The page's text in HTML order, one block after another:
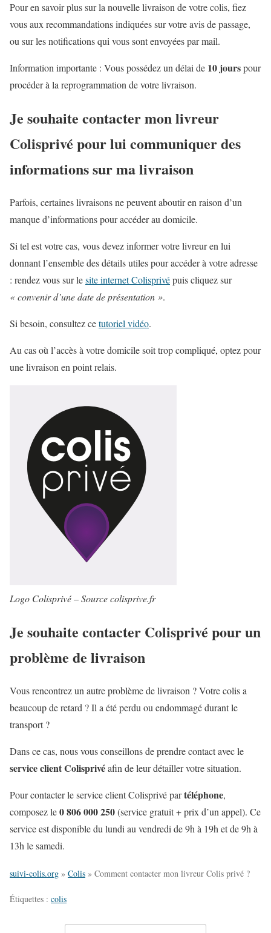
Pour en savoir plus sur la nouvelle livraison de votre colis, fiez
vous aux recommandations indiquées sur votre avis de passage,
ou sur les notifications qui vous sont envoyées par mail.
Information importante : Vous possédez un délai de 10 jourspour
procéder à la reprogrammation de votre livraison.
Je souhaite contacter mon livreur
Colisprivé pour lui communiquer des
informations sur ma livraison
Parfois, certaines livraisons ne peuvent aboutir en raison d’un
manque d’informations pour accéder au domicile.
Si tel est votre cas, vous devez informer votre livreur en lui
donnant l’ensemble des détails utiles pour accéder à votre adresse
: rendez vous sur lesite internet Colisprivépuis cliquez sur
« convenir d’une date de présentation ».
Si besoin, consultez cetutoriel vidéo.
Au cas où l’accès à votre domicile soit trop compliqué, optez pour
une livraison en point relais.
Logo Colisprivé – Source colisprive.fr
Je souhaite contacter Colisprivé pour un
problème de livraison
Vous rencontrez un autre problème de livraison ? Votre colis a
beaucoup de retard ? Il a été perdu ou endommagé durant le
transport ?
Dans ce cas, nous vous conseillons de prendre contact avec le
service client Colisprivéafin de leur détailler votre situation.
Pour contacter le service client Colisprivé partéléphone,
composez le0 806 000 250(service gratuit + prix d’un appel). Ce
service est disponible du lundi au vendredi de 9h à 19h et de 9h à
13h le samedi.
suivi-colis.org » Colis » Comment contacter mon livreur Colis privé ?
Étiquettes : colis